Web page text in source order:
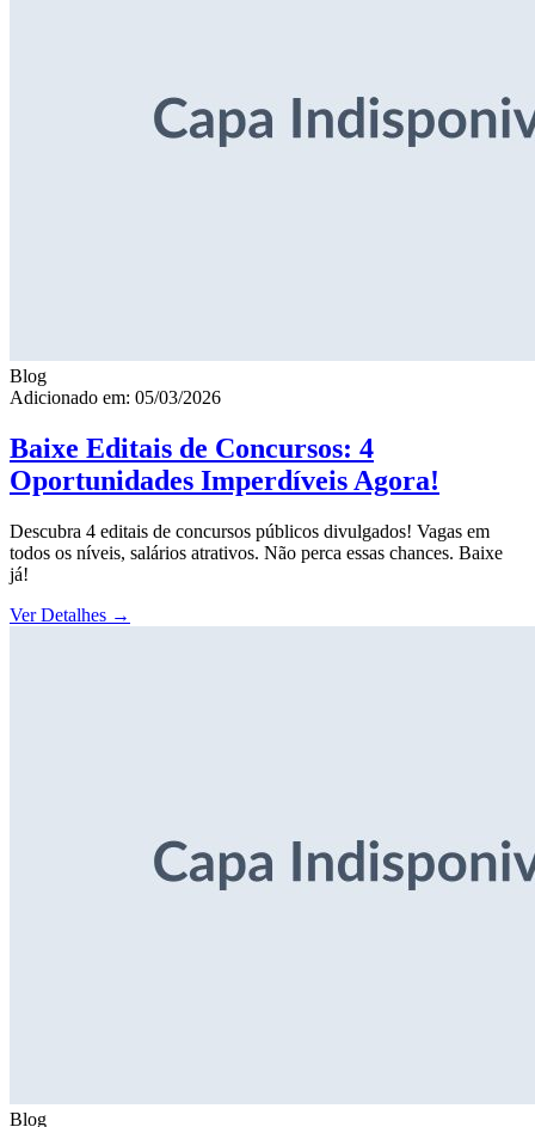
Blog
Adicionado em: 05/03/2026
Baixe Editais de Concursos: 4
Oportunidades Imperdíveis Agora!
Descubra 4 editais de concursos públicos divulgados! Vagas em
todos os níveis, salários atrativos. Não perca essas chances. Baixe
já!
Ver Detalhes →
Blog